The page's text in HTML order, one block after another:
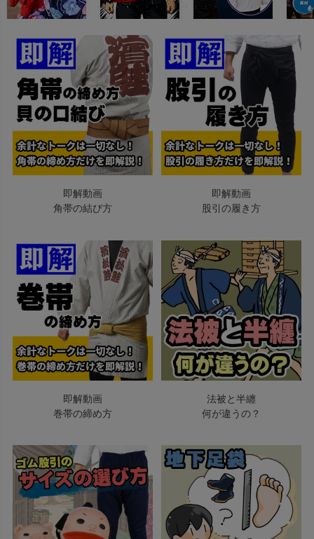
即解動画
角帯の結び方
即解動画
股引の履き方
即解動画
巻帯の締め方
法被と半纏
何が違うの？